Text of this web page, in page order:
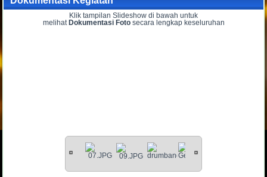
Klik tampilan Slideshow di bawah untuk
melihat Dokumentasi Fotosecara lengkap keseluruhan